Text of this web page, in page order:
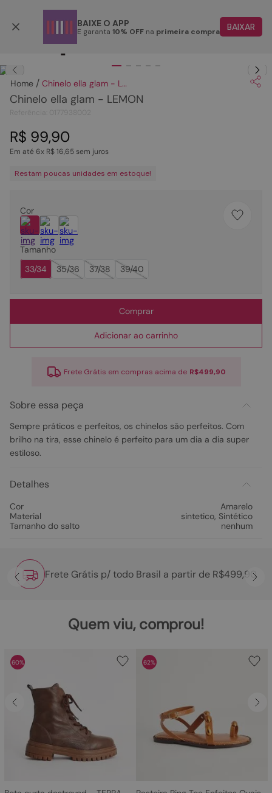
BAIXE O APP
E garanta 10% OFF na primeira compra BAIXAR
Chinelo ella glam - LEMON
Chinelo ella glam - LEMON
R$ 99,90
Em até6x R$16,65sem juros
Restam poucas unidades em estoque!
Cor
Tamanho
33/34
35/36 37/38 39/40
Comprar
Adicionar ao carrinho
Frete Grátis em compras acima de R$499,90
Sobre essa peça
Sempre práticos e perfeitos, os chinelos são perfeitos. Com
brilho na tira, esse chinelo é perfeito para um dia a dia super
estiloso.
Detalhes
Cor
Amarelo
Material
sintetico, Sintético
Tamanho do salto
nenhum
Frete Grátis p/ todo Brasil a partir de R$499,90
Quem viu, comprou!
60% 62%
1
2º
rasteira
4º
bota
5º
sandalia
6º
tamanco
sapatilha
couro
10º scarpin